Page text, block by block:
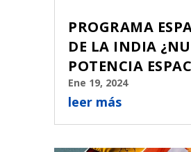
PROGRAMA
DE LA INDIA
POTENCIA
Ene 19, 2024
leer más